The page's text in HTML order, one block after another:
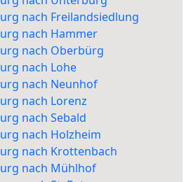
nach Freilandsiedlung
nach Hammer
nach Oberbürg
nach Lohe
nach Neunhof
nach Lorenz
nach Sebald
nach Holzheim
nach Krottenbach
nach Mühlhof